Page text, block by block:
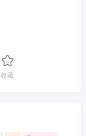
收藏